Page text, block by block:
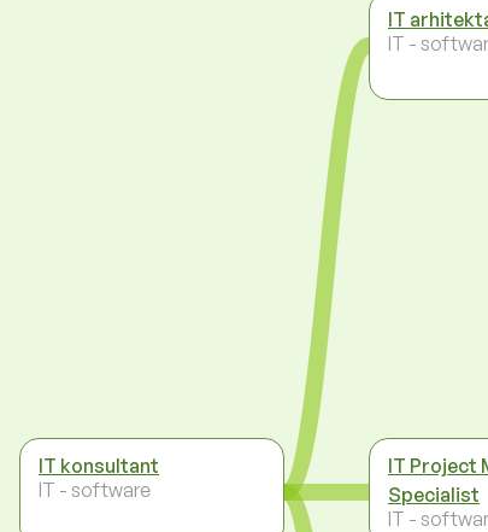
IT konsultant
IT - software
IT
IT -
IT Project
Specialist
IT -